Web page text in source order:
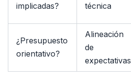
implicadas?
técnica
¿Presupuesto
orientativo?
Alineación
de
expectativas